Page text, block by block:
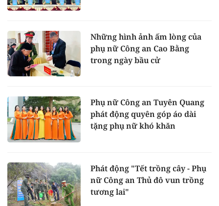
Những hình ảnh ấm lòng của
phụ nữ Công an Cao Bằng
trong ngày bầu cử
Phụ nữ Công an Tuyên Quang
phát động quyên góp áo dài
tặng phụ nữ khó khăn
Phát động "Tết trồng cây - Phụ
nữ Công an Thủ đô vun trồng
tương lai"